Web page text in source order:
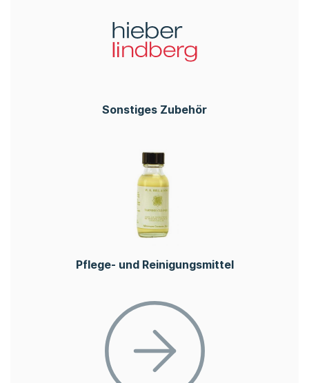
Sonstiges Zubehör
Pflege- und Reinigungsmittel